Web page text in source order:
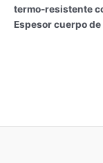
termo-resistente
Espesor cuerpo